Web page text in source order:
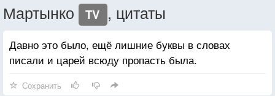
Мартынко TV , цитаты
Давно это было, ещё лишние буквы в словах
писали и царей всюду пропасть была.
Сохранить